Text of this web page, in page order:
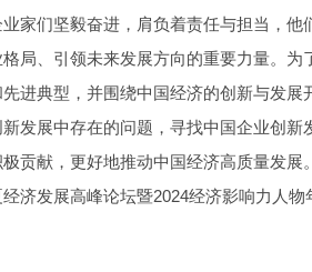
家们坚毅奋进，肩负着责任与担当，
局、引领未来发展方向的重要力量。
进典型，并围绕中国经济的创新与发展
发展中存在的问题，寻找中国企业创
贡献，更好地推动中国经济高质量发
济发展高峰论坛暨2024经济影响力人物